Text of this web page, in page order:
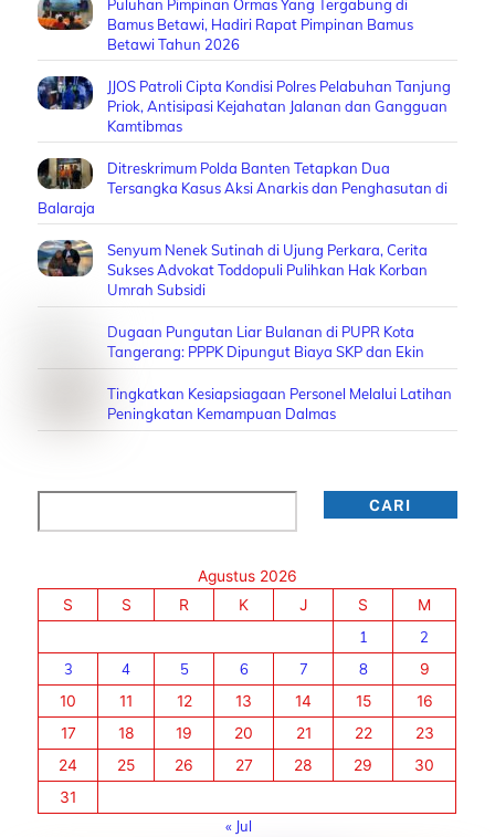
Puluhan Pimpinan Ormas Yang Tergabung di
Bamus Betawi, Hadiri Rapat Pimpinan Bamus
Betawi Tahun 2026
JJOS Patroli Cipta Kondisi Polres Pelabuhan Tanjung
Priok, Antisipasi Kejahatan Jalanan dan Gangguan
Kamtibmas
Ditreskrimum Polda Banten Tetapkan Dua
Tersangka Kasus Aksi Anarkis dan Penghasutan di
Balaraja
Senyum Nenek Sutinah di Ujung Perkara, Cerita
Sukses Advokat Toddopuli Pulihkan Hak Korban
Umrah Subsidi
Dugaan Pungutan Liar Bulanan di PUPR Kota
Tangerang: PPPK Dipungut Biaya SKP dan Ekin
Tingkatkan Kesiapsiagaan Personel Melalui Latihan
Peningkatan Kemampuan Dalmas
CARI
Agustus 2026
S
S R K J S
M
1
2
3
4 5 6 7 8
9
10
11 12 13 14 15
16
17
18 19 20 21 22
23
24
25 26 27 28 29
30
31
« Jul